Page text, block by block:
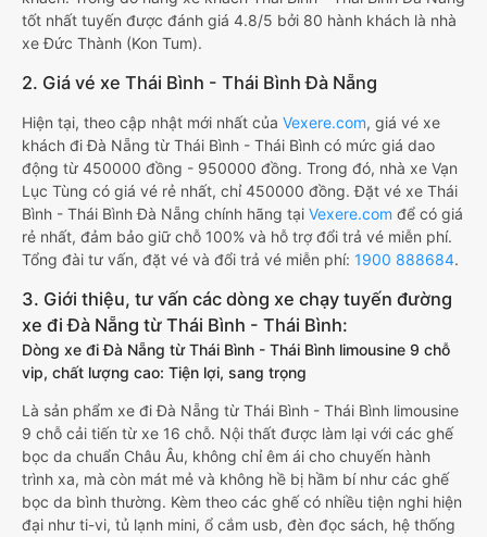
tốt nhất tuyến được đánh giá 4.8/5 bởi 80 hành khách là nhà
xe Đức Thành (Kon Tum).
2. Giá vé xe Thái Bình - Thái Bình Đà Nẵng
Hiện tại, theo cập nhật mới nhất của Vexere.com, giá vé xe
khách đi Đà Nẵng từ Thái Bình - Thái Bình có mức giá dao
động từ 450000 đồng - 950000 đồng. Trong đó, nhà xe Vạn
Lục Tùng có giá vé rẻ nhất, chỉ 450000 đồng. Đặt vé xe Thái
Bình - Thái Bình Đà Nẵng chính hãng tại Vexere.com để có giá
rẻ nhất, đảm bảo giữ chỗ 100% và hỗ trợ đổi trả vé miễn phí.
Tổng đài tư vấn, đặt vé và đổi trả vé miễn phí: 1900 888684.
3. Giới thiệu, tư vấn các dòng xe chạy tuyến đường
xe đi Đà Nẵng từ Thái Bình - Thái Bình:
Dòng xe đi Đà Nẵng từ Thái Bình - Thái Bình limousine 9 chỗ
vip, chất lượng cao: Tiện lợi, sang trọng
Là sản phẩm xe đi Đà Nẵng từ Thái Bình - Thái Bình limousine
9 chỗ cải tiến từ xe 16 chỗ. Nội thất được làm lại với các ghế
bọc da chuẩn Châu Âu, không chỉ êm ái cho chuyến hành
trình xa, mà còn mát mẻ và không hề bị hầm bí như các ghế
bọc da bình thường. Kèm theo các ghế có nhiều tiện nghi hiện
đại như ti-vi, tủ lạnh mini, ổ cắm usb, đèn đọc sách, hệ thống